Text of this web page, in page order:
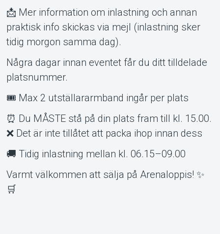
📩 Mer information om inlastning och annan
praktisk info skickas via mejl (inlastning sker
tidig morgon samma dag).
Några dagar innan eventet får du ditt tilldelade
platsnummer.
🎟 Max 2 utställararmband ingår per plats
⏰ Du MÅSTE stå på din plats fram till kl. 15.00.
❌ Det är inte tillåtet att packa ihop innan dess
🚚 Tidig inlastning mellan kl. 06.15–09.00
Varmt välkommen att sälja på Arenaloppis! ✨
🛒